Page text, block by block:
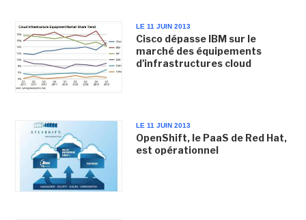
LE 11 JUIN 2013
Cisco dépasse IBM sur le
marché des équipements
d'infrastructures cloud
LE 11 JUIN 2013
OpenShift, le PaaS de Red Hat,
est opérationnel